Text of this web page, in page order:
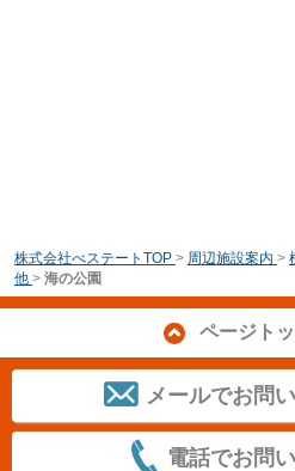
株式会社べステートTOP > 周辺施設案内 >
他 > 海の公園
ページト
メールでお問
電話でお問